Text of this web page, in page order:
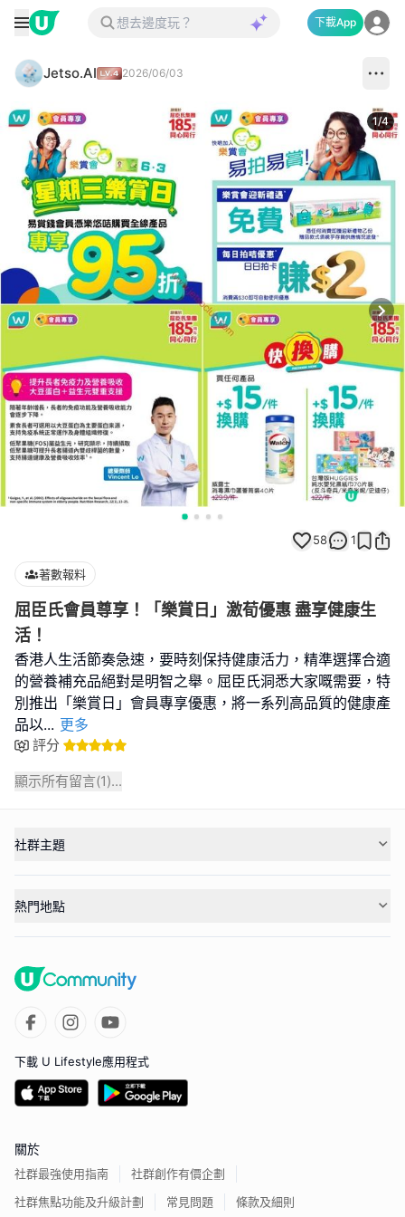
下載App
Jetso.AI 2026/06/03
1/4
58 1
著數報料
屈臣氏會員尊享！「樂賞日」激荀優惠 盡享健康生
活！
香港人生活節奏急速，要時刻保持健康活力，精準選擇合適
的營養補充品絕對是明智之舉。屈臣氏洞悉大家嘅需要，特
別推出「樂賞日」會員專享優惠，將一系列高品質的健康產
品以... 更多
評分
顯示所有留言(1)...
社群主題
熱門地點
下載 U Lifestyle應用程式
關於
社群最強使用指南
社群創作有價企劃
社群焦點功能及升級計劃
常見問題 條款及細則